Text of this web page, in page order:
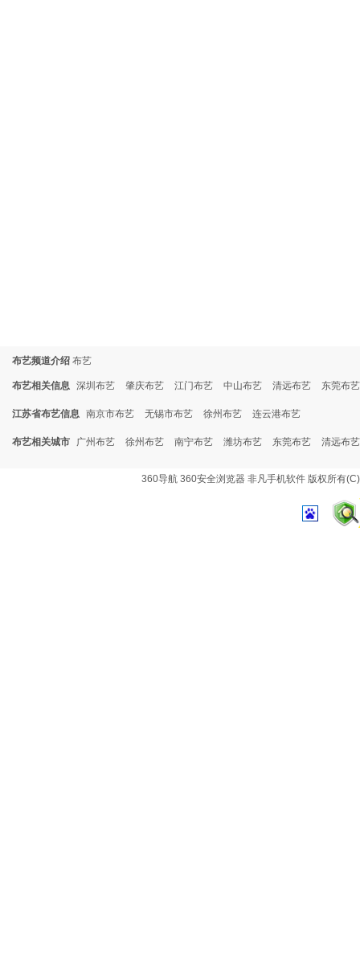
布艺频道介绍 布艺
布艺相关信息 深圳布艺 肇庆布艺 江门布艺 中山布艺 清远布艺 东莞布艺
江苏省布艺信息 南京市布艺 无锡市布艺 徐州布艺 连云港布艺
布艺相关城市 广州布艺 徐州布艺 南宁布艺 潍坊布艺 东莞布艺 清远布艺
360导航 360安全浏览器 非凡手机软件 版权所有